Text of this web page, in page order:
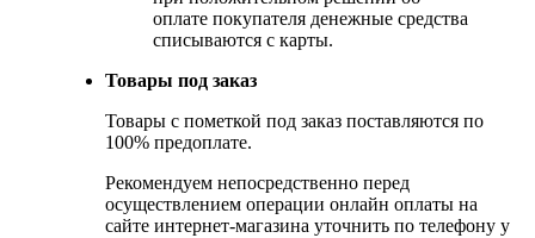
оплате покупателя денежные средства
списываются с карты.
Товары под заказ
Товары с пометкой под заказ поставляются по
100% предоплате.
Рекомендуем непосредственно перед
осуществлением операции онлайн оплаты на
сайте интернет-магазина уточнить по телефону у